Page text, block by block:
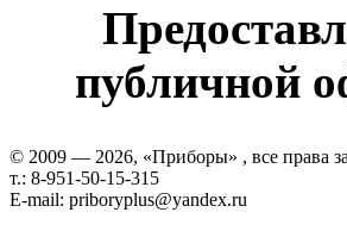
публичной
© 2009 — 2026, «Приборы» , все права
т.: 8-951-50-15-315
E-mail: priboryplus@yandex.ru